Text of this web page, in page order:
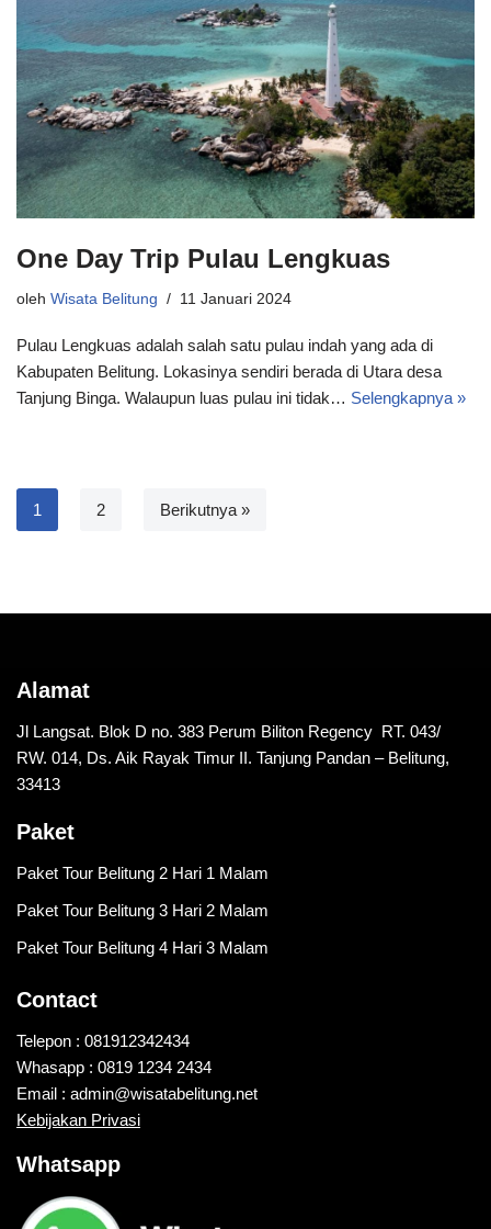
One Day Trip Pulau Lengkuas
oleh Wisata Belitung 11 Januari 2024
Pulau Lengkuas adalah salah satu pulau indah yang ada di
Kabupaten Belitung. Lokasinya sendiri berada di Utara desa
Tanjung Binga. Walaupun luas pulau ini tidak… Selengkapnya »
1 2 Berikutnya »
Alamat
Jl Langsat. Blok D no. 383 Perum Biliton Regency RT. 043/
RW. 014, Ds. Aik Rayak Timur II. Tanjung Pandan – Belitung,
33413
Paket
Paket Tour Belitung 2 Hari 1 Malam
Paket Tour Belitung 3 Hari 2 Malam
Paket Tour Belitung 4 Hari 3 Malam
Contact
Telepon : 081912342434
Whasapp : 0819 1234 2434
Email : admin@wisatabelitung.net
Kebijakan Privasi
Whatsapp